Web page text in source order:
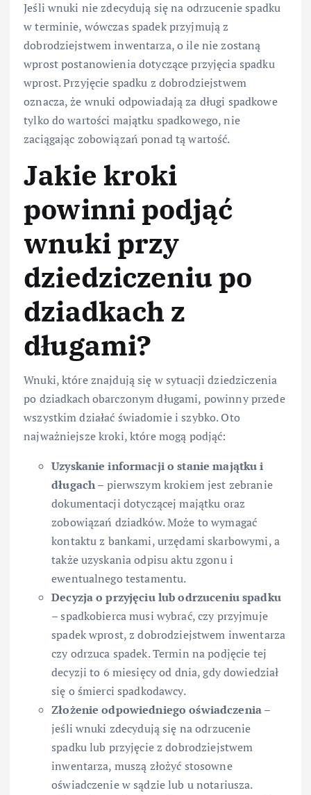
Jeśli wnuki nie zdecydują się na odrzucenie spadku
w terminie, wówczas spadek przyjmują z
dobrodziejstwem inwentarza, o ile nie zostaną
wprost postanowienia dotyczące przyjęcia spadku
wprost. Przyjęcie spadku z dobrodziejstwem
oznacza, że wnuki odpowiadają za długi spadkowe
tylko do wartości majątku spadkowego, nie
zaciągając zobowiązań ponad tą wartość.
Jakie kroki
powinni podjąć
wnuki przy
dziedziczeniu po
dziadkach z
długami?
Wnuki, które znajdują się w sytuacji dziedziczenia
po dziadkach obarczonym długami, powinny przede
wszystkim działać świadomie i szybko. Oto
najważniejsze kroki, które mogą podjąć:
Uzyskanie informacji o stanie majątku i
długach– pierwszym krokiem jest zebranie
dokumentacji dotyczącej majątku oraz
zobowiązań dziadków. Może to wymagać
kontaktu z bankami, urzędami skarbowymi, a
także uzyskania odpisu aktu zgonu i
ewentualnego testamentu.
Decyzja o przyjęciu lub odrzuceniu spadku
– spadkobierca musi wybrać, czy przyjmuje
spadek wprost, z dobrodziejstwem inwentarza
czy odrzuca spadek. Termin na podjęcie tej
decyzji to 6 miesięcy od dnia, gdy dowiedział
się o śmierci spadkodawcy.
Złożenie odpowiedniego oświadczenia–
jeśli wnuki zdecydują się na odrzucenie
spadku lub przyjęcie z dobrodziejstwem
inwentarza, muszą złożyć stosowne
oświadczenie w sądzie lub u notariusza.